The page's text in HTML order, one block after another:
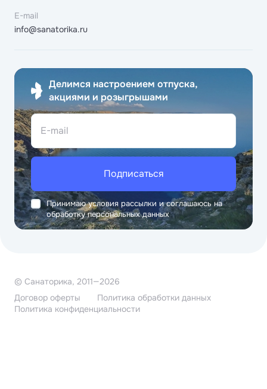
E-mail
info@sanatorika.ru
Делимся настроением отпуска,
акциями и розыгрышами
E-mail
Подписаться
Принимаю условия рассылки и соглашаюсь на
обработку персональных данных
© Санаторика, 2011—2026
Договор оферты
Политика обработки данных
Политика конфиденциальности